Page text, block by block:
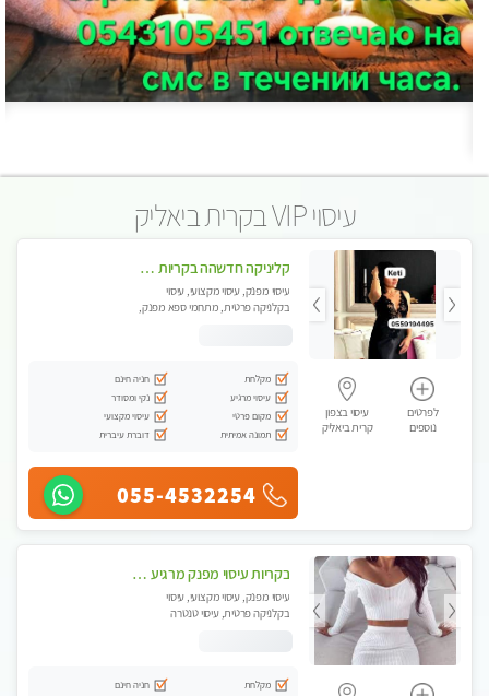
עיסוי VIP בקרית ביאליק
לפרטים
נוספים
עיסוי בצפון
קרית ביאליק
קליניקה חדשהה בקריות מעסה איכותית מפנקת ומקצועית מאוד+נשים +זוגות
עיסוי מפנק, עיסוי מקצועי, עיסוי
בקלניקה פרטית, מתחמי ספא מפנק,
מקלחת
חניה חינם
עיסוי מרגיע
נקי ומסודר
מקום פרטי
עיסוי מקצועי
תמונה אמיתית
דוברת עיברית
055-4532254
בקריות עיסוי מפנק מרגיע ושקט במקום מדהים עיסוי מושקע מאוד
עיסוי מפנק, עיסוי מקצועי, עיסוי
בקלניקה פרטית, עיסוי טנטרה
מקלחת
חניה חינם